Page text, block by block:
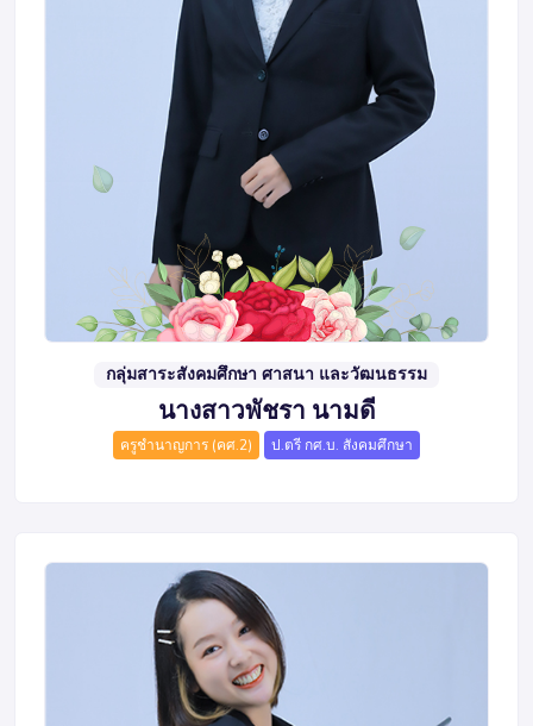
กลุ่มสาระสังคมศึกษา ศาสนา และวัฒนธรรม
นางสาวพัชรา นามดี
ครูชำนาญการ (คศ.2) ป.ตรี กศ.บ. สังคมศึกษา